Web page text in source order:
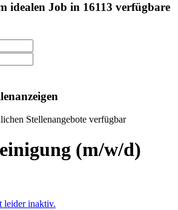
idealen Job in 16113 verfügbare
Stellenangebote verfügbar
(m/w/d)
leider inaktiv.